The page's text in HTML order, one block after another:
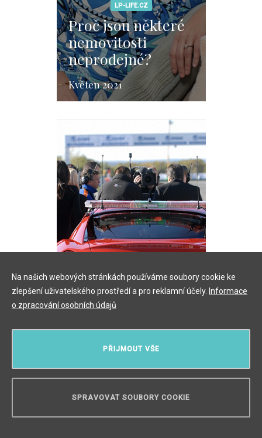
LP-LIFE.CZ
Proč jsou některé
nemovitosti
neprodejné?
Květen 2021
LP-LIFE.CZ
vily jsou jako
limitované Ferrari
Květen 2021
PŘIJMOUT VŠE
SPRAVOVAT SOUBORY COOKIE
Na našich webových stránkách používáme soubory cookie ke
zlepšení uživatelského prostředí a pro reklamní účely. Informace
o zpracování osobních údajů